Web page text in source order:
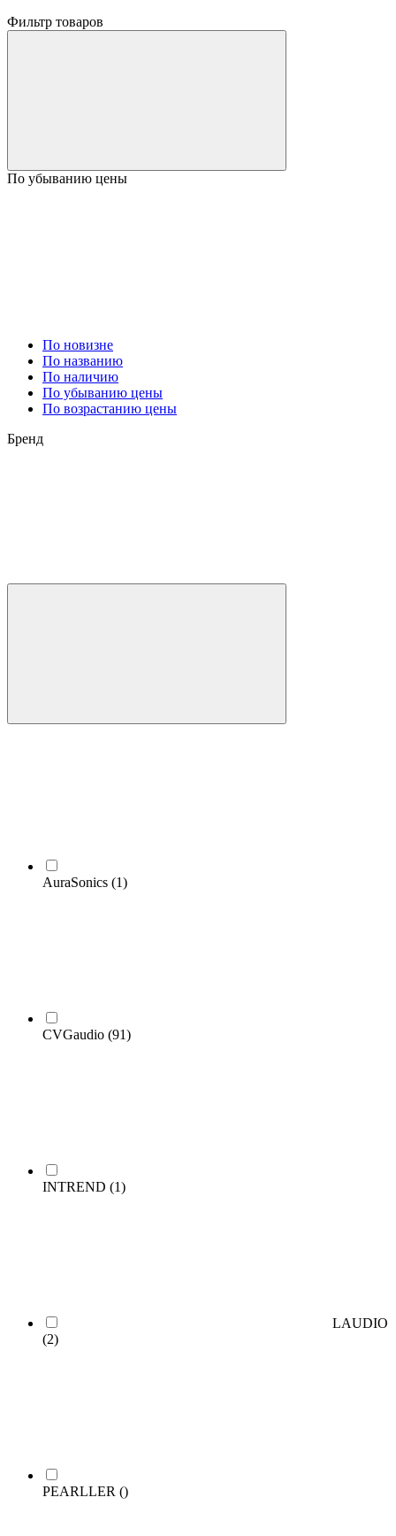
Фильтр товаров
По убыванию цены
По новизне
По названию
По наличию
По убыванию цены
По возрастанию цены
Бренд
AuraSonics (1)
CVGaudio (91)
INTREND (1)
LAUDIO
(2)
PEARLLER ()